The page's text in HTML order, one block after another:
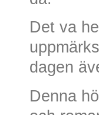
Det va
dagen
Denna